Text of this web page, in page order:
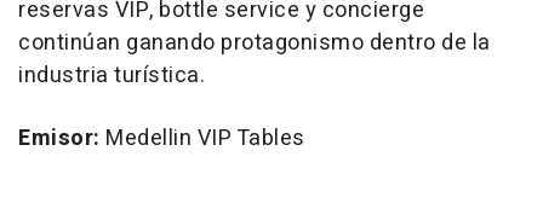
reservas VIP, bottle service y concierge
continúan ganando protagonismo dentro de la
industria turística.
Emisor: Medellin VIP Tables